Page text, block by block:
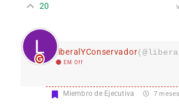
20
LiberalYConservador
EM Off
Miembro de Ejecutiva 7